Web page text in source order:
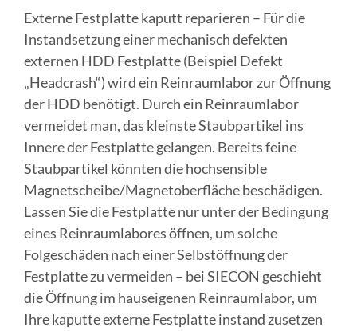
Externe Festplatte kaputt reparieren – Für die
Instandsetzung einer mechanisch defekten
externen HDD Festplatte (Beispiel Defekt
„Headcrash“) wird ein Reinraumlabor zur Öffnung
der HDD benötigt. Durch ein Reinraumlabor
vermeidet man, das kleinste Staubpartikel ins
Innere der Festplatte gelangen. Bereits feine
Staubpartikel könnten die hochsensible
Magnetscheibe/Magnetoberfläche beschädigen.
Lassen Sie die Festplatte nur unter der Bedingung
eines Reinraumlabores öffnen, um solche
Folgeschäden nach einer Selbstöffnung der
Festplatte zu vermeiden – bei SIECON geschieht
die Öffnung im hauseigenen Reinraumlabor, um
Ihre kaputte externe Festplatte instand zusetzen